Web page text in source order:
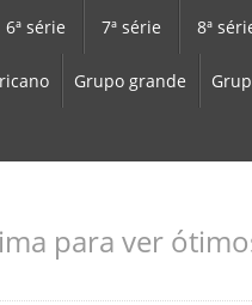
6ª série 7ª série 8ª
Grupo grande
para ver